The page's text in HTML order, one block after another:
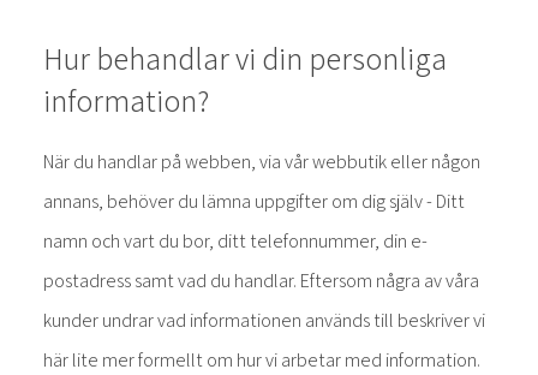
Hur behandlar vi din personliga
information?
När du handlar på webben, via vår webbutik eller någon
annans, behöver du lämna uppgifter om dig själv - Ditt
namn och vart du bor, ditt telefonnummer, din e-
postadress samt vad du handlar. Eftersom några av våra
kunder undrar vad informationen används till beskriver vi
här lite mer formellt om hur vi arbetar med information.